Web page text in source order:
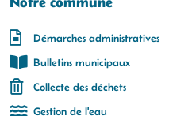
Démarches administratives
Bulletins municipaux
Collecte des déchets
Gestion de l'eau